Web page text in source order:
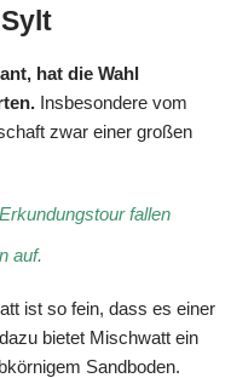
hat die Wahl
Insbesondere vom
zwar einer großen
fallen
auf.
ist so fein, dass es einer
bietet Mischwatt ein
Sandboden.